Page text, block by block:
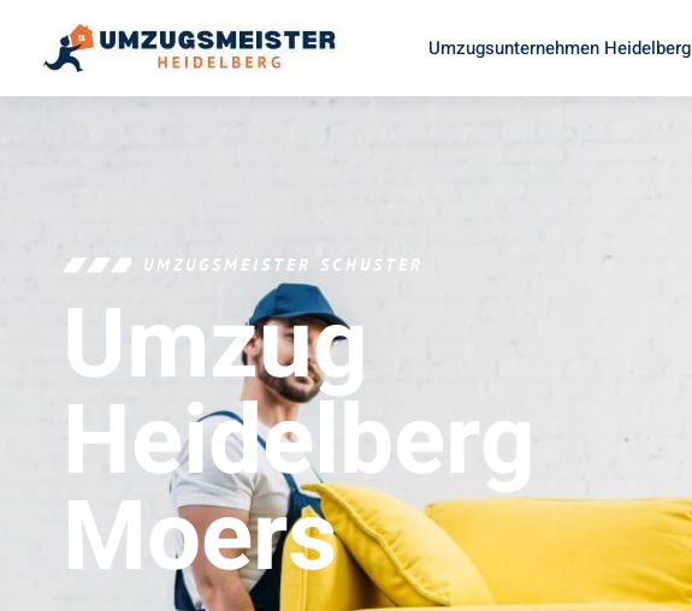
Umzugsunternehmen Heidelberg
UMZUGSMEISTER SCHUSTER
Umzug
Heidelberg
Moers